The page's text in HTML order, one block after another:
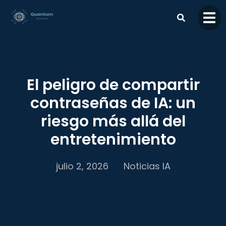
contenido
El peligro de compartir
contraseñas de IA: un
riesgo más allá del
entretenimiento
julio 2, 2026 Noticias IA